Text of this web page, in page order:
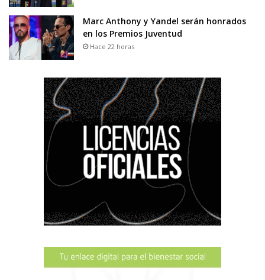
Marc Anthony y Yandel serán honrados
en los Premios Juventud
Hace 22 horas